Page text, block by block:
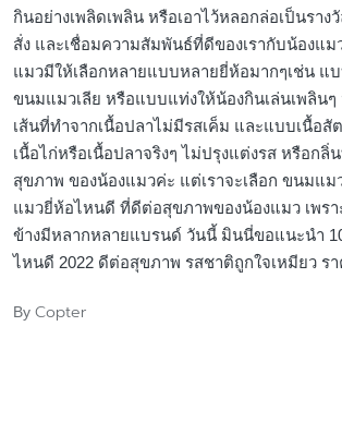
กินอย่างเพลิดเพลิน หรือเอาไว้หลอกล่อเป็นราง
สั่ง และเชื่อมความสัมพันธ์ที่ดีของเรากับน้องแ
แมวมีให้เลือกหลายแบบหลายยี่ห้อมากๆเช่น แบ
ขนมแมวเลีย หรือแบบแท่งให้น้องกินเล่นเพลิน
เส้นที่ทำจากเนื้อปลาไม่มีรสเค็ม และแบบเนื้อสั
เนื้อไก่หรือเนื้อปลาจริงๆ ไม่ปรุงแต่งรส หรือกลิ่
สุขภาพ ของน้องแมวค่ะ แต่เราจะเลือก ขนมแ
แมวยี่ห้อไหนดี ที่ดีต่อสุขภาพของน้องแมว เพร
ข้างมีหลากหลายแบรนด์ วันนี้ มินนี่ขอแนะนำ
ไหนดี 2022 ดีต่อสุขภาพ รสชาติถูกใจเหมียว ร
Posted
By Copter